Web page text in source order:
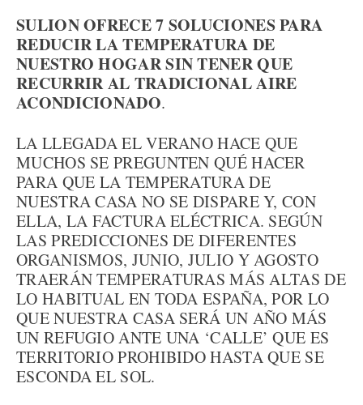
SULION OFRECE 7 SOLUCIONES PARA
REDUCIR LA TEMPERATURA DE
NUESTRO HOGAR SIN TENER QUE
RECURRIR AL TRADICIONAL AIRE
ACONDICIONADO.
LA LLEGADA EL VERANO HACE QUE
MUCHOS SE PREGUNTEN QUÉ HACER
PARA QUE LA TEMPERATURA DE
NUESTRA CASA NO SE DISPARE Y, CON
ELLA, LA FACTURA ELÉCTRICA. SEGÚN
LAS PREDICCIONES DE DIFERENTES
ORGANISMOS, JUNIO, JULIO Y AGOSTO
TRAERÁN TEMPERATURAS MÁS ALTAS DE
LO HABITUAL EN TODA ESPAÑA, POR LO
QUE NUESTRA CASA SERÁ UN AÑO MÁS
UN REFUGIO ANTE UNA ‘CALLE’ QUE ES
TERRITORIO PROHIBIDO HASTA QUE SE
ESCONDA EL SOL.